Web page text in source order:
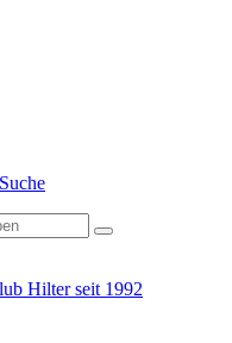
Hilter seit 1992